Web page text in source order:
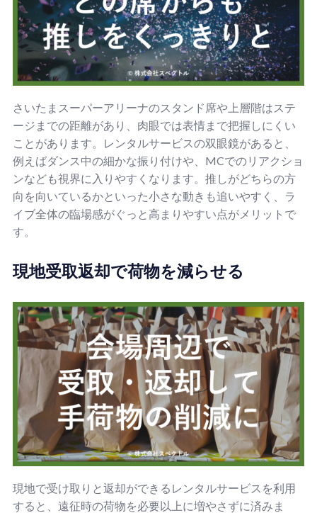
さいたまスーパーアリーナのスタンド席や上層階はステ
ージまでの距離があり、肉眼では表情まで把握しにくい
ことがあります。レンタルサービスの双眼鏡があると、
例えばダンス中の細かな振り付けや、MCでのリアクショ
ンなども視界に入りやすくなります。推しがどちらの方
向を向いているかといった小さな動きも追いやすく、ラ
イブ全体の臨場感がぐっと高まりやすい点がメリットで
す。
現地受取返却で荷物を減らせる
現地で受け取りと返却ができるレンタルサービスを利用
すると、遠征時の荷物を必要以上に増やさずに済みま